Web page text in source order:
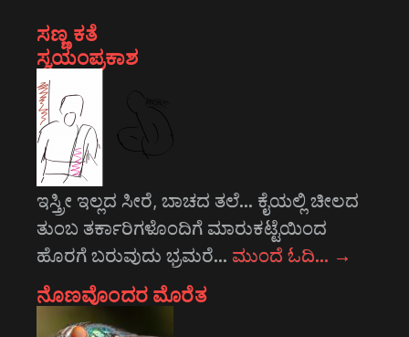
ಸಣ್ಣ ಕತೆ
ಸ್ವಯಂಪ್ರಕಾಶ
ಇಸ್ತ್ರೀ ಇಲ್ಲದ ಸೀರೆ, ಬಾಚದ ತಲೆ... ಕೈಯಲ್ಲಿ ಚೀಲದ
ತುಂಬ ತರ್ಕಾರಿಗಳೊಂದಿಗೆ ಮಾರುಕಟ್ಟೆಯಿಂದ
ಹೊರಗೆ ಬರುವುದು ಭ್ರಮರೆ… ಮುಂದೆ ಓದಿ… →
ನೊಣವೊಂದರ ಮೊರೆತ